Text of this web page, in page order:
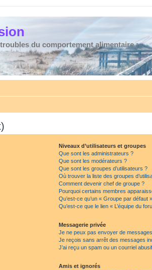
du comportement alimentaire :
Niveaux d’utilisateurs et groupes
Que sont les administrateurs ?
Que sont les modérateurs ?
Que sont les groupes d’utilisateurs ?
Où trouver la liste des groupes
Comment devenir chef de groupe ?
Pourquoi certains membres
Qu’est-ce qu’un « Groupe par défaut
Qu’est-ce que le lien « L’équipe du
Messagerie privée
Je ne peux pas envoyer de
Je reçois sans arrêt des messages
J’ai reçu un spam ou un courriel
Amis et ignorés